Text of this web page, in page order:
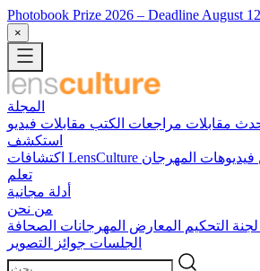
Photobook Prize 2026 – Deadline August
×
المجلة
مقابلات مراجعات الكتب مقابلات فيديو
استكشف
اكتشافات LensCulture فيديوهات المهرجان
تعلم
أدلة مجانية
من نحن
التحكيم المعارض المهرجانات الصحافة
الجلسات جوائز التصوير